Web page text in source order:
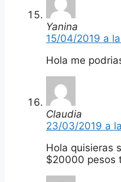
Yanina
15/04/2019 a
Hola me
Claudia
23/03/2019 a
Hola quisieras
$20000 pesos